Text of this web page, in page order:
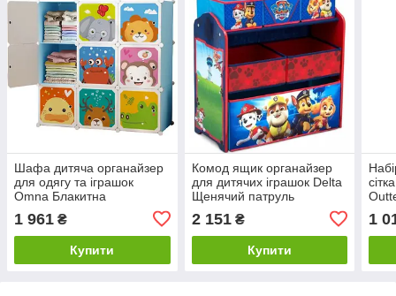
Шафа дитяча органайзер
для одягу та іграшок
Omna Блакитна
1 961 ₴
Купити
Комод ящик органайзер
для дитячих іграшок Delta
Щенячий патруль
2 151₴
Купити
1